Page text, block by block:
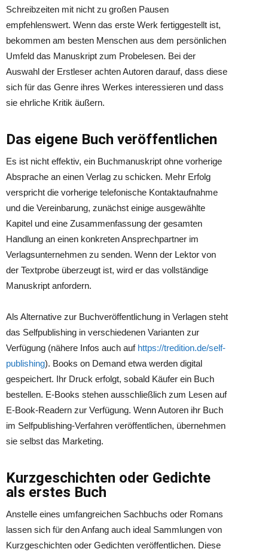
Schreibzeiten mit nicht zu großen Pausen
empfehlenswert. Wenn das erste Werk fertiggestellt ist,
bekommen am besten Menschen aus dem persönlichen
Umfeld das Manuskript zum Probelesen. Bei der
Auswahl der Erstleser achten Autoren darauf, dass diese
sich für das Genre ihres Werkes interessieren und dass
sie ehrliche Kritik äußern.
Das eigene Buch veröffentlichen
Es ist nicht effektiv, ein Buchmanuskript ohne vorherige
Absprache an einen Verlag zu schicken. Mehr Erfolg
verspricht die vorherige telefonische Kontaktaufnahme
und die Vereinbarung, zunächst einige ausgewählte
Kapitel und eine Zusammenfassung der gesamten
Handlung an einen konkreten Ansprechpartner im
Verlagsunternehmen zu senden. Wenn der Lektor von
der Textprobe überzeugt ist, wird er das vollständige
Manuskript anfordern.
Als Alternative zur Buchveröffentlichung in Verlagen steht
das Selfpublishing in verschiedenen Varianten zur
Verfügung (nähere Infos auch auf https://tredition.de/self-
publishing). Books on Demand etwa werden digital
gespeichert. Ihr Druck erfolgt, sobald Käufer ein Buch
bestellen. E-Books stehen ausschließlich zum Lesen auf
E-Book-Readern zur Verfügung. Wenn Autoren ihr Buch
im Selfpublishing-Verfahren veröffentlichen, übernehmen
sie selbst das Marketing.
Kurzgeschichten oder Gedichte
als erstes Buch
Anstelle eines umfangreichen Sachbuchs oder Romans
lassen sich für den Anfang auch ideal Sammlungen von
Kurzgeschichten oder Gedichten veröffentlichen. Diese